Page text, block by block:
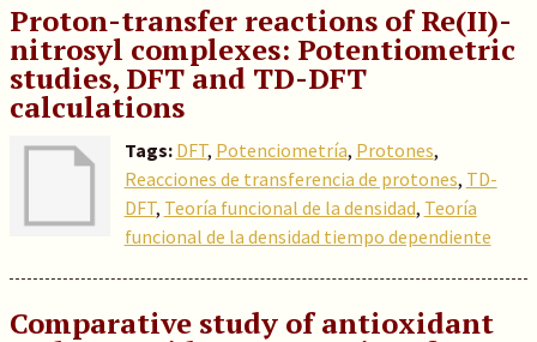
Proton-transfer reactions of Re(II)-
nitrosyl complexes: Potentiometric
studies, DFT and TD-DFT
calculations
Tags: DFT, Potenciometría, Protones,
Reacciones de transferencia de protones, TD-
DFT, Teoría funcional de la densidad, Teoría
funcional de la densidad tiempo dependiente
Comparative study of antioxidant